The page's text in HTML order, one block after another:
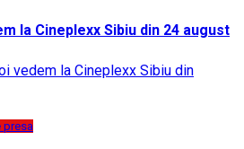
la Cineplexx Sibiu din 24 august
presa